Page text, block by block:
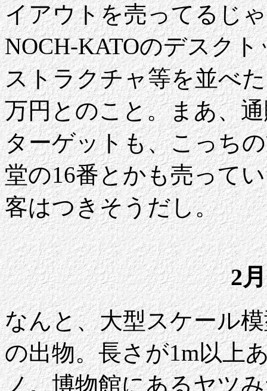
イアウトを売ってるじ
NOCH-KATOのデスク
ストラクチャ等を並べ
万円とのこと。まあ、
ターゲットも、こっち
堂の16番とかも売って
客はつきそうだし。
2
なんと、大型スケール
の出物。長さが1m以上
ノ。博物館にあるヤツ